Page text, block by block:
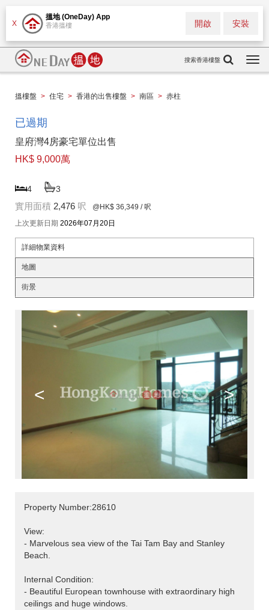
X
搵地 (OneDay) App
香港搵樓 安裝
開啟
搜索香港樓盤
搵樓盤 > 住宅 > 香港的出售樓盤 > 南區 > 赤柱
已過期
皇府灣4房豪宅單位出售
HK$ 9,000萬
4 3
實用面積 2,476 呎 @HK$ 36,349 / 呎
上次更新日期 2026年07月20日
詳細物業資料
地圖
街景
< >
Property Number:28610
View:
- Marvelous sea view of the Tai Tam Bay and Stanley
Beach.
Internal Condition:
- Beautiful European townhouse with extraordinary high
ceilings and huge windows.